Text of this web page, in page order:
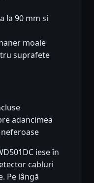
la 90 mm si
moale
suprafete
adancimea
iese în
cabluri
Pe lângă